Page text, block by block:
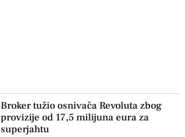
Broker tužio osnivača Revoluta zbog
provizije od 17,5 milijuna eura za
superjahtu